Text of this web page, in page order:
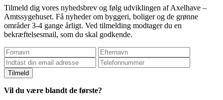
Tilmeld dig vores nyhedsbrev og følg udviklingen af Axelhave –
Amtssygehuset. Få nyheder om byggeri, boliger og de grønne
områder 3-4 gange årligt. Ved tilmelding modtager du en
bekræftelsesmail, som du skal godkende.
Vil du være blandt de første?